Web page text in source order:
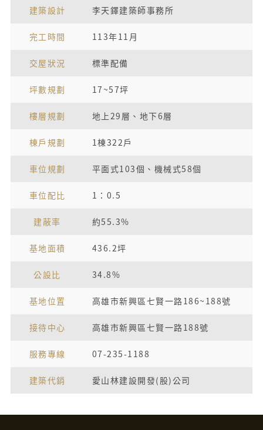
建築設計 李天鐸建築師事務所
完工時間 113年11月
交屋狀況 標準配備
坪數規劃 17~57坪
樓層規劃 地上29層、地下6層
棟戶規劃 1棟322戶
車位規劃 平面式103個、機械式58個
車位配比 1：0.5
建蔽率 約55.3%
基地面積 436.2坪
公設比 34.8%
基地位置 高雄市新興區七賢一路186~188號
接待中心 高雄市新興區七賢一路188號
服務專線 07-235-1188
建築代銷 愛山林建設開發(股)公司